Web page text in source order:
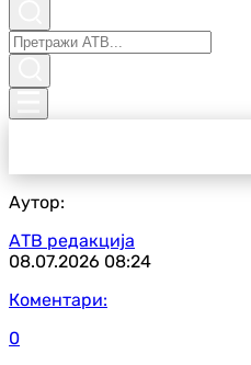
Аутор:
АТВ редакција
08.07.2026 08:24
Коментари:
0